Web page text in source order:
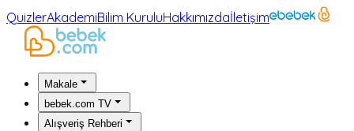
QuizlerAkademiBilim KuruluHakkımızdaİletişim
Makale
bebek.com TV
Alışveriş Rehberi